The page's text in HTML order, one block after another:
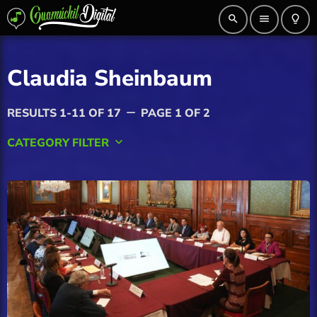
search menu lightbulb_outline
Claudia Sheinbaum
RESULTS 1-11 OF 17 remove PAGE 1 OF 2
CATEGORY FILTER keyboard_arrow_down
Ahome
Angostura
Badiraguato